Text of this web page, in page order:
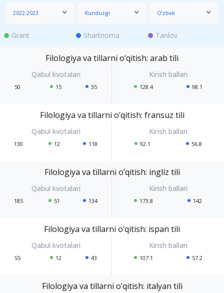
2022-2023 Kunduzgi O‘zbek
Grant Shartnoma Tanlov
Filologiya va tillarni o‘qitish: arab tili
50 15 35 128.4 98.1
Filologiya va tillarni o‘qitish: fransuz tili
130 12 118 92.1 56.8
Filologiya va tillarni o‘qitish: ingliz tili
185 51 134 173.8 142
Filologiya va tillarni o‘qitish: ispan tili
55 12 43 107.1 57.2
Filologiya va tillarni o‘qitish: italyan tili